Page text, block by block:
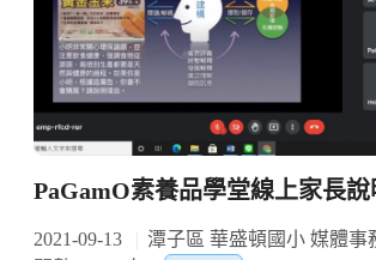
PaGamO素養品學堂線上家長說
2021-09-13 潭子區 華盛頓國小 媒體事